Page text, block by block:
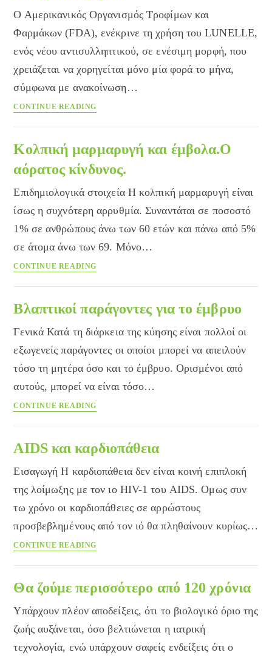
Ο Αμερικανικός Οργανισμός Τροφίμων και
Φαρμάκων (FDA), ενέκρινε τη χρήση του LUNELLE,
ενός νέου αντισυλληπτικού, σε ενέσιμη μορφή, που
χρειάζεται να χορηγείται μόνο μία φορά το μήνα,
σύμφωνα με ανακοίνωση…
CONTINUE READING
μία
ένεση
μήνα
Κολπική μαρμαρυγή και έμβολα.Ο
αόρατος κίνδυνος.
Επιδημιολογικά στοιχεία Η κολπική μαρμαρυγή είναι
ίσως η συχνότερη αρρυθμία. Συναντάται σε ποσοστό
1% σε ανθρώπους άνω των 60 ετών και πάνω από 5%
σε άτομα άνω των 69. Μόνο…
CONTINUE READING
έμβολα.Ο
αόρατος
κίνδυνος.
Βλαπτικοί παράγοντες για το έμβρυο
Γενικά Κατά τη διάρκεια της κύησης είναι πολλοί οι
εξωγενείς παράγοντες οι οποίοι μπορεί να απειλούν
τόσο τη μητέρα όσο και το έμβρυο. Ορισμένοι από
αυτούς, μπορεί να είναι τόσο…
CONTINUE READING
το
AIDS και καρδιοπάθεια
Εισαγωγή Η καρδιοπάθεια δεν είναι κοινή επιπλοκή
της λοίμωξης με τον ιο HIV-1 του AIDS. Ομως συν
τω χρόνο οι καρδιοπάθειες σε αρρώστους
προσβεβλημένους από τον ιό θα πληθαίνουν κυρίως…
CONTINUE READING
Θα ζούμε περισσότερο από 120 χρόνια
Υπάρχουν πλέον αποδείξεις, ότι το βιολογικό όριο της
ζωής αυξάνεται, όσο βελτιώνεται η ιατρική
τεχνολογία, ενώ υπάρχουν σαφείς ενδείξεις ότι ο